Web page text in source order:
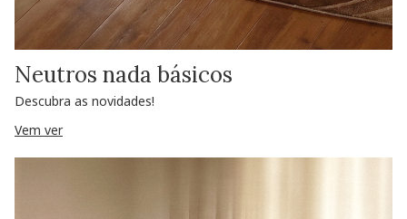
Neutros nada básicos
Descubra as novidades!
Vem ver